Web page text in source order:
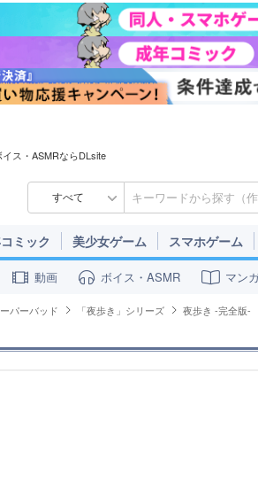
ス・ASMRならDLsite
すべて
ミック 美少女ゲーム スマホゲーム
動画 ボイス・ASMR マン
パーバッド 「夜歩き」シリーズ 夜歩き -完全版-